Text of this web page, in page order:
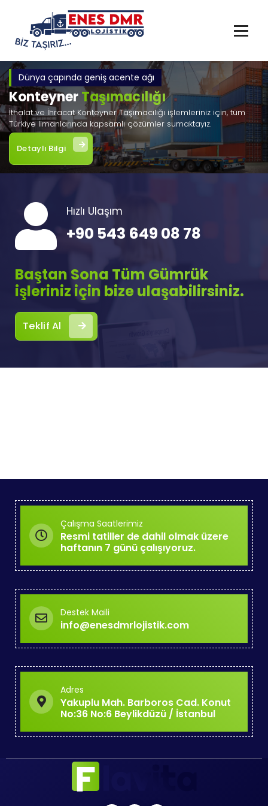
Dünya çapında geniş acente ağı
KonteynerTaşımacılığı
İthalat ve İhracat Konteyner Taşımacılığı işlemleriniz için, tüm
Türkiye limanlarında kapsamlı çözümler sumaktayız.
Detaylı Bilgi
Hızlı Ulaşım
+90 543 649 08 78
Baştan Sona Tüm Gümrük
işleriniz için bize ulaşabilirsiniz.
Teklif Al
Çalışma Saatlerimiz
Resmi tatiller de dahil olmak üzere
haftanın 7 günü çalışıyoruz.
Destek Maili
info@enesdmrlojistik.com
Adres
Yakuplu Mah. Barboros Cad. Konut
No:36 No:6 Beylikdüzü / İstanbul